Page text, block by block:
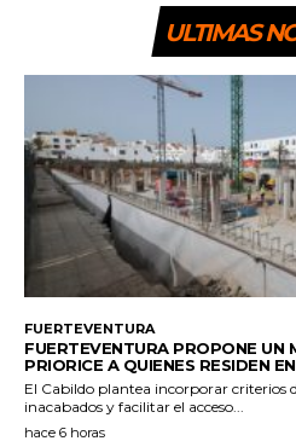
ULTIMAS
FUERTEVENTURA
FUERTEVENTURA PROPONE UN
PRIORICE A QUIENES RESIDEN
El Cabildo plantea incorporar criterios
inacabados y facilitar el acceso...
hace 6 horas